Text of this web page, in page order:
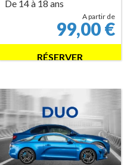
De 14 à 18 ans
A partir de
99,00€
RÉSERVER